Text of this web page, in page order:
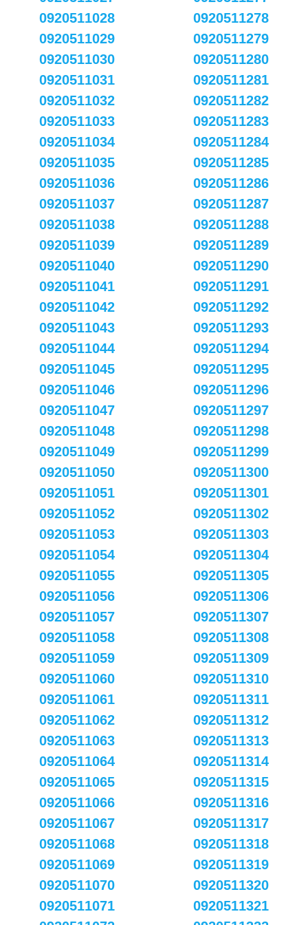
0920511028
0920511029
0920511030
0920511031
0920511032
0920511033
0920511034
0920511035
0920511036
0920511037
0920511038
0920511039
0920511040
0920511041
0920511042
0920511043
0920511044
0920511045
0920511046
0920511047
0920511048
0920511049
0920511050
0920511051
0920511052
0920511053
0920511054
0920511055
0920511056
0920511057
0920511058
0920511059
0920511060
0920511061
0920511062
0920511063
0920511064
0920511065
0920511066
0920511067
0920511068
0920511069
0920511070
0920511071
0920511278
0920511279
0920511280
0920511281
0920511282
0920511283
0920511284
0920511285
0920511286
0920511287
0920511288
0920511289
0920511290
0920511291
0920511292
0920511293
0920511294
0920511295
0920511296
0920511297
0920511298
0920511299
0920511300
0920511301
0920511302
0920511303
0920511304
0920511305
0920511306
0920511307
0920511308
0920511309
0920511310
0920511311
0920511312
0920511313
0920511314
0920511315
0920511316
0920511317
0920511318
0920511319
0920511320
0920511321